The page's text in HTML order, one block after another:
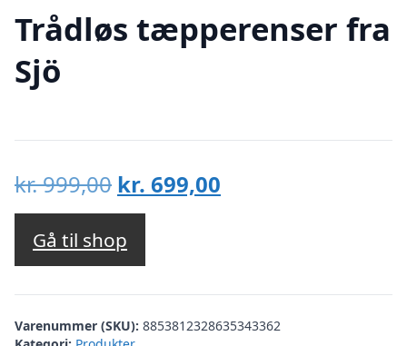
Trådløs tæpperenser fra
Sjö
kr.999,00 Den
oprindelige
pris
var:
kr. 999,00.
kr. 699,00
kr. 699,00.
Gå til shop
Varenummer (SKU): 8853812328635343362